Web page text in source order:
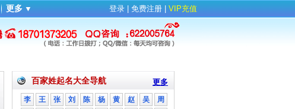
更多 ▼ 登录 免费注册 VIP充值
更多
百家姓起名大全导航
李 王 张 刘 陈 杨 黄 赵 吴
周